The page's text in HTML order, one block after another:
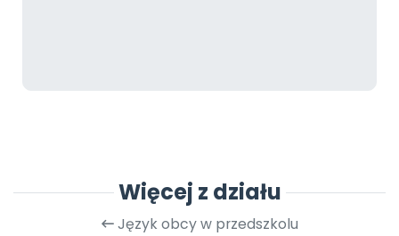
Więcej z działu
Język obcy w przedszkolu